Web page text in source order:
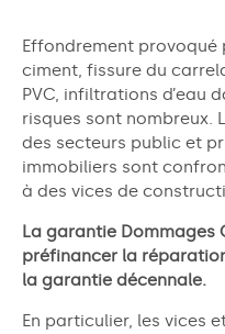
Effondrement provoqué
ciment, fissure du
PVC, infiltrations d’eau
risques sont nombreux.
des secteurs public et
immobiliers sont
à des vices de
La garantie Dommages
préfinancer la
la garantie décennale.
En particulier, les vices